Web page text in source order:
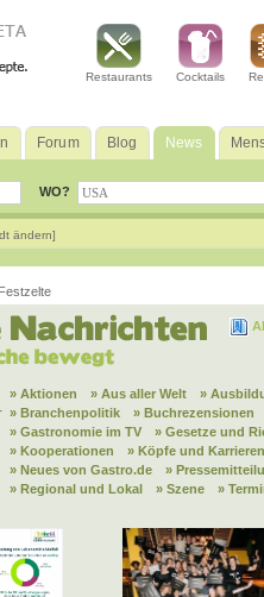
Restaurants Cocktails
Forum Blog News
WO?
ändern]
» Aktionen » Aus aller Welt »
» Branchenpolitik
» Buchrezensionen
» Gastronomie im TV
» Gesetze und
» Kooperationen
» Köpfe und Karrieren
» Neues von Gastro.de
»
» Regional und Lokal
» Szene »